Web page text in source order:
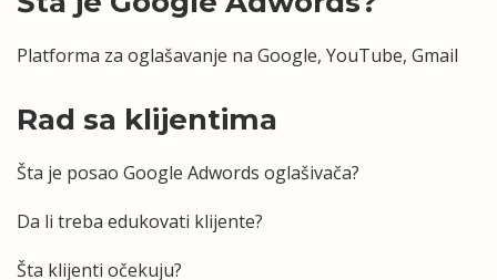
Platforma za oglašavanje na Google, YouTube, Gmail
Rad sa klijentima
Šta je posao Google Adwords oglašivača?
Da li treba edukovati klijente?
Šta klijenti očekuju?